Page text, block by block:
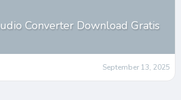
Converter Download Gratis
September 13, 2025